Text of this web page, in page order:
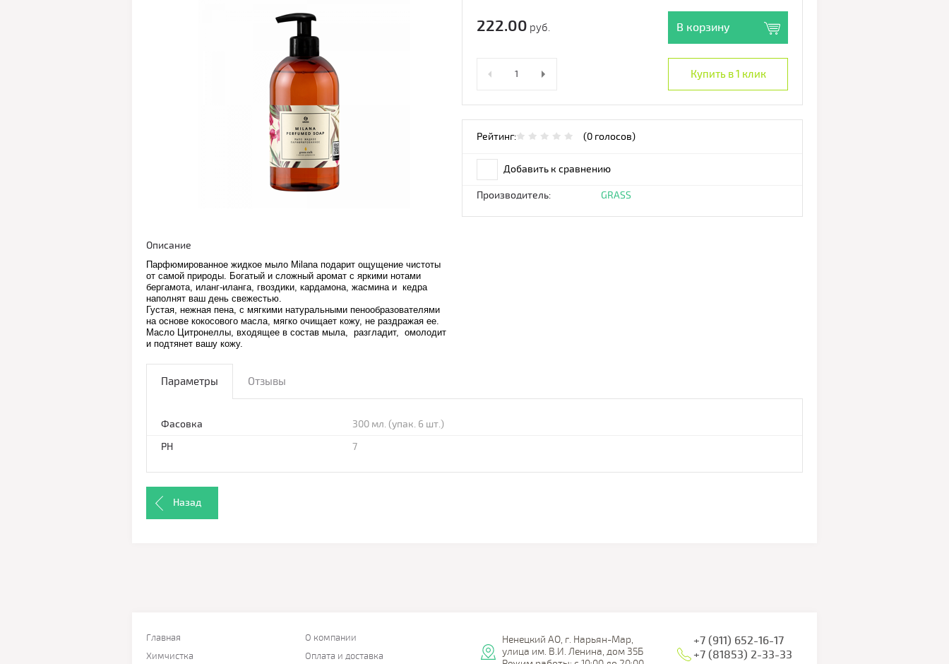
Описание
Парфюмированное жидкое мыло Milana подарит ощущение чистоты
от самой природы. Богатый и сложный аромат с яркими нотами
бергамота, иланг-иланга, гвоздики, кардамона, жасмина и кедра
наполнят ваш день свежестью.
Густая, нежная пена, с мягкими натуральными пенообразователями
на основе кокосового масла, мягко очищает кожу, не раздражая ее.
Масло Цитронеллы, входящее в состав мыла, разгладит, омолодит
и подтянет вашу кожу.
222.00 руб. В корзину
Купить в 1 клик
Рейтинг: (0 голосов)
Добавить к сравнению
Производитель: GRASS
Параметры Отзывы
Фасовка
300 мл. (упак. 6 шт.)
PH
7
Назад
Главная
О компании
Химчистка
Оплата и доставка
Ненецкий АО, г. Нарьян-Мар,
улица им. В.И. Ленина, дом 35Б
+7 (911) 652-16-17
+7 (81853) 2-33-33